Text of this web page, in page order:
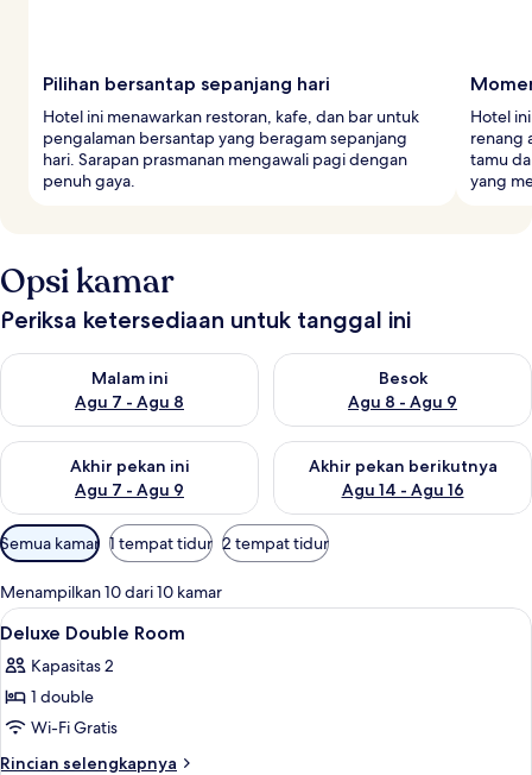
Pilihan bersantap sepanjang hari
Hotel ini menawarkan restoran, kafe, dan bar untuk
pengalaman bersantap yang beragam sepanjang
hari. Sarapan prasmanan mengawali pagi dengan
penuh gaya.
Hotel
renang
tamu
yang
Opsi kamar
Periksa ketersediaan untuk tanggal ini
Malam ini
Agu 7 - Agu 8
Periksa ketersediaan untuk malam ini Agu 7 - Agu 8
Besok
Agu 8 - Agu 9
Periksa ketersediaan untuk
Akhir pekan ini
Agu 7 - Agu 9
Periksa ketersediaan untuk akhir pekan ini Agu 7 - Agu 9
Akhir pekan berikutnya
Agu 14 - Agu 16
Periksa ketersediaan untuk
Filter
tersedia
untuk
kamar
Semua kamar 1 tempat tidur 2 tempat tidur
Menampilkan 10 dari 10 kamar
Lihat
semua
foto
untuk
Deluxe
Double
Seprai katun Mesir, seprai premium,
10
Deluxe Double Room
Kapasitas 2
1 double
Wi-Fi Gratis
Rincian selengkapnya
Rincian